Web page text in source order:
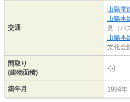
交通
山陽電
山陽本
見（バ
山陽本
文化会
間取り
(建物面積)
-(-)
築年月 1994年